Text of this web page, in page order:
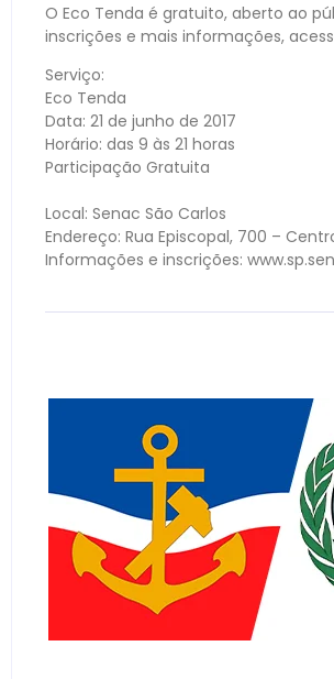
O Eco Tenda é gratuito, aberto ao
inscrições e mais informações,
Serviço:
Eco Tenda
Data: 21 de junho de 2017
Horário: das 9 às 21 horas
Participação Gratuita
Local: Senac São Carlos
Endereço: Rua Episcopal, 700 –
Informações e inscrições: